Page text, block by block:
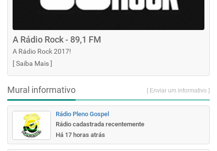
A Rádio Rock - 89,1 FM
A Rádio Rock 2017!
[Saiba Mais]
Mural informativo [ Enviar um informativo ]
Rádio Pleno Gospel
Rádio cadastrada recentemente
Há 17 horas atrás